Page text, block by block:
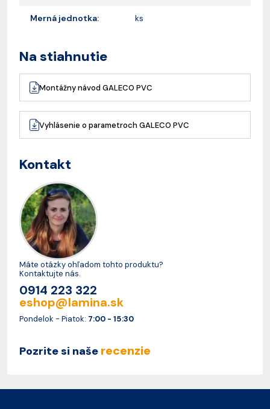
Merná jednotka: ks
Na stiahnutie
Montážny návod GALECO PVC
Vyhlásenie o parametroch GALECO PVC
Kontakt
Máte otázky ohľadom tohto produktu?
Kontaktujte nás.
0914 223 322
eshop@lamina.sk
Pondelok - Piatok: 7:00 - 15:30
Pozrite si naše recenzie